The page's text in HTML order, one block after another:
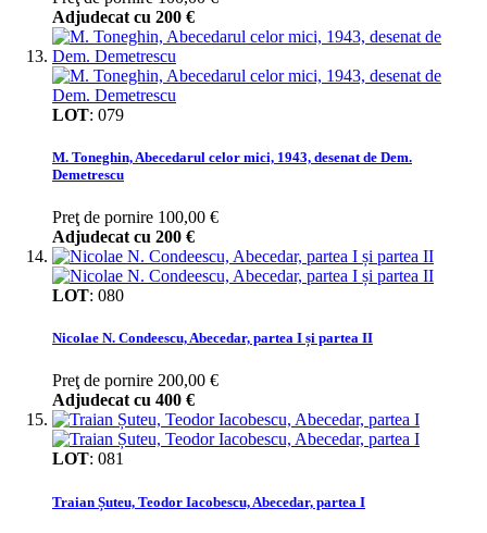
Adjudecat cu 200 €
LOT: 079
M. Toneghin, Abecedarul celor mici, 1943, desenat de Dem.
Demetrescu
Preţ de pornire 100,00 €
Adjudecat cu 200 €
LOT: 080
Nicolae N. Condeescu, Abecedar, partea I și partea II
Preţ de pornire 200,00 €
Adjudecat cu 400 €
LOT: 081
Traian Șuteu, Teodor Iacobescu, Abecedar, partea I